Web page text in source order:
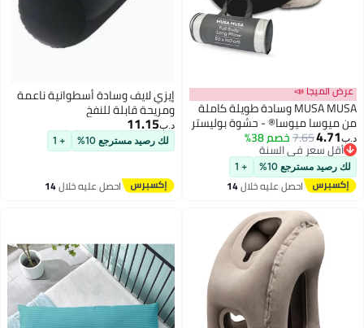
3
عرض الميجا 📣
MUSA MUSA وسادة طويلة كاملة
من ميوسا ميوسا® - حشوة بوليستر
قابلة للتنفس، وسادة حمل لدعم
البطن (أسود، 50 × 140 سم)
د.ب‏4.71
7.65خصم 38%
أقل سعر في السنة
أقل سعر في السنة
لك رصيد مسترجع 10% + 1
احصل عليه خلال14
اغسطس
إيزي لايف وسادة أسطوانية ناعمة
ومريحة قابلة للنفخ
د.ب‏11.15
لك رصيد مسترجع 10% + 1
احصل عليه خلال14
اغسطس